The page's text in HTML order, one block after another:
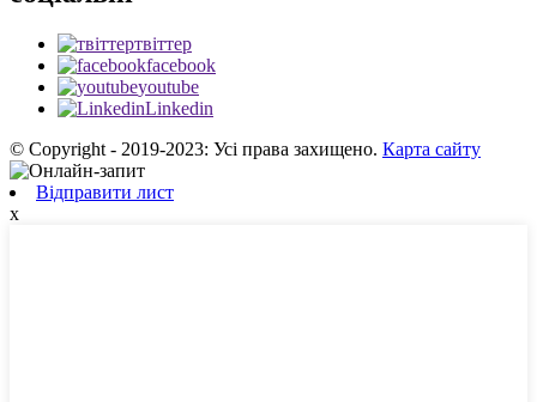
твіттер
facebook
youtube
Linkedin
© Copyright - 2019-2023: Усі права захищено. Карта сайту
Відправити лист
x